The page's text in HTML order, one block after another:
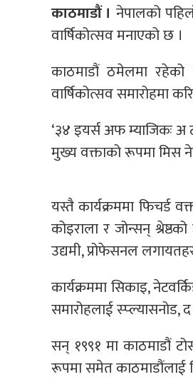
काठमाडौं । नेपालको
वार्षिकोत्सव मनाएको छ ।
काठमाडौं ठमेलमा रहेको
वार्षिकोत्सव समारोहमा
‘३४ इयर्स अफ म्याजिकः अ
मुख्य वक्ताको रूपमा मिस
यस्तै कार्यक्रममा फिचर्ड
कोइराला र जोन्सन्
उद्यमी, प्रोफेसनल
कार्यक्रममा सिकाइ,
समारोहलाई स्प्ल्यासनोड,
सन् १९९१ मा काठमाडौं
रूपमा समेत काठमाडौंलाई